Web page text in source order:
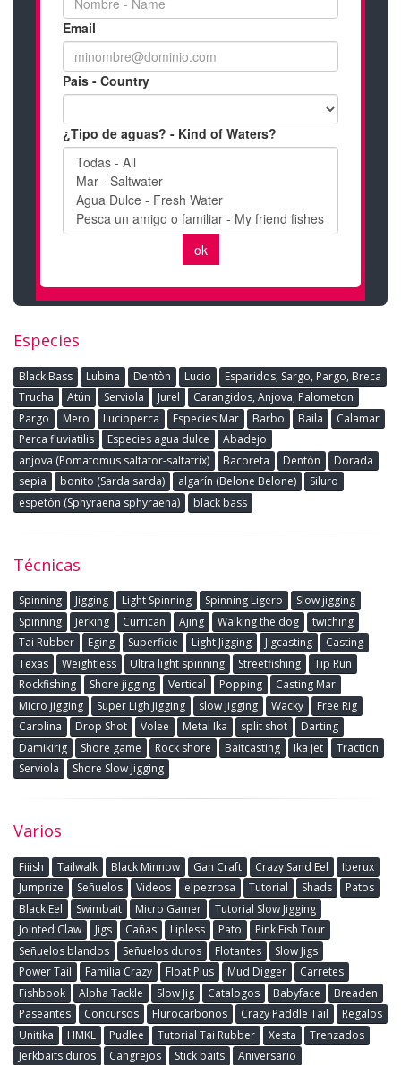
Especies
Black Bass Lubina Dentòn Lucio
Esparidos, Sargo, Pargo, Breca
Trucha
Atún Serviola Jurel
Carangidos, Anjova, Palometon
Pargo
Mero Lucioperca Especies Mar Barbo Baila
Calamar
Perca fluviatilis
Especies agua dulce
Abadejo
anjova (Pomatomus saltator-saltatrix)
Bacoreta Dentón
Dorada
sepia
bonito (Sarda sarda) algarín (Belone Belone)
Siluro
espetón (Sphyraena sphyraena)
black bass
Técnicas
Spinning Jigging Light Spinning Spinning Ligero
Slow jigging
Spinning
Jerking Currican Ajing Walking the dog
twiching
Tai Rubber
Eging Superficie Light Jigging Jigcasting
Casting
Texas
Weightless Ultra light spinning Streetfishing
Tip Run
Rockfishing
Shore jigging Vertical Popping
Casting Mar
Micro jigging
Super Ligh Jigging slow jigging Wacky
Free Rig
Carolina
Drop Shot Volee Metal Ika split shot
Darting
Damikirig
Shore game Rock shore Baitcasting Ika jet
Traction
Serviola
Shore Slow Jigging
Varios
Fiiish Tailwalk Black Minnow Gan Craft Crazy Sand Eel
Iberux
Jumprize
Señuelos Videos elpezrosa Tutorial Shads
Patos
Black Eel
Swimbait Micro Gamer
Tutorial Slow Jigging
Jointed Claw
Jigs Cañas Lipless Pato
Pink Fish Tour
Señuelos blandos
Señuelos duros Flotantes
Slow Jigs
Power Tail
Familia Crazy Float Plus Mud Digger
Carretes
Fishbook
Alpha Tackle Slow Jig Catalogos Babyface
Breaden
Paseantes
Concursos Flurocarbonos Crazy Paddle Tail
Regalos
Unitika
HMKL Pudlee Tutorial Tai Rubber Xesta
Trenzados
Jerkbaits duros
Cangrejos Stick baits
Aniversario